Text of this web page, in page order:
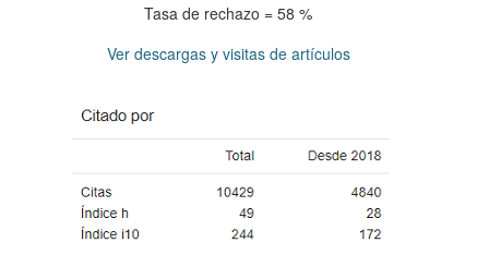
Tasa de rechazo = 58 %
Ver descargas y visitas de artículos